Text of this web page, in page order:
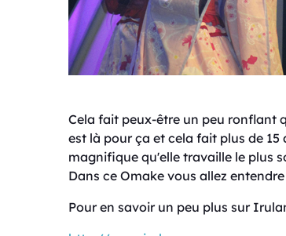
Cela fait peux-être un peu ronflant
est là pour ça et cela fait plus de
magnifique qu'elle travaille le plus
Dans ce Omake vous allez
Pour en savoir un peu plus sur